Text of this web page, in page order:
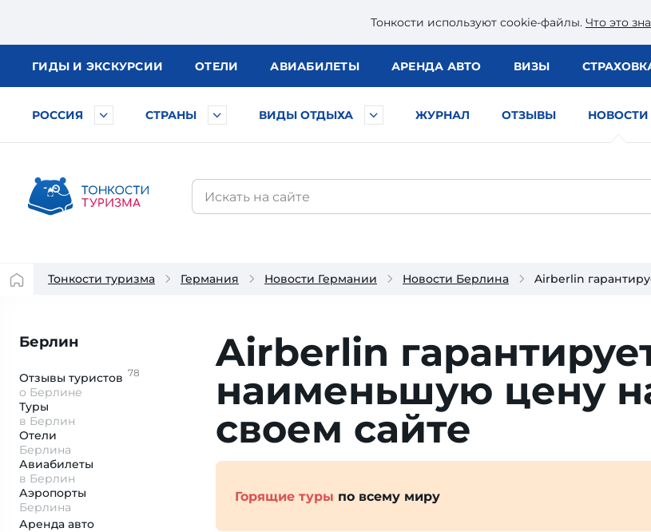
Тонкости используют сookie-файлы. Что это
ГИДЫ И ЭКСКУРСИИ ОТЕЛИ АВИАБИЛЕТЫ АРЕНДА АВТО ВИЗЫ
РОССИЯ СТРАНЫ ВИДЫ ОТДЫХА ЖУРНАЛ ОТЗЫВЫ НОВОСТИ
Тонкости туризма Германия Новости Германии Новости Берлина Airberlin
Берлин
Отзывы туристов 78
о Берлине
Туры
в Берлин
Отели
Берлина
Авиабилеты
в Берлин
Аэропорты
Берлина
Аренда авто
Airberlin
наименьшую цену
своем сайте
Горящие туры по всему миру